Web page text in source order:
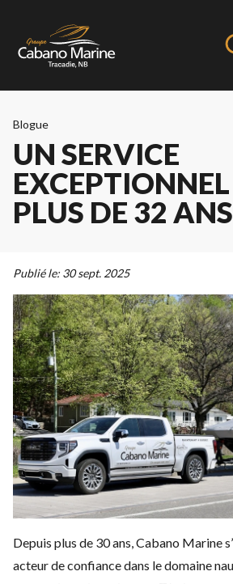
Blogue
UN SERVICE
PLUS DE 32 ANS
Publié le: 30 sept. 2025
Depuis plus de 30 ans, Cabano Marine
acteur de confiance dans le domaine